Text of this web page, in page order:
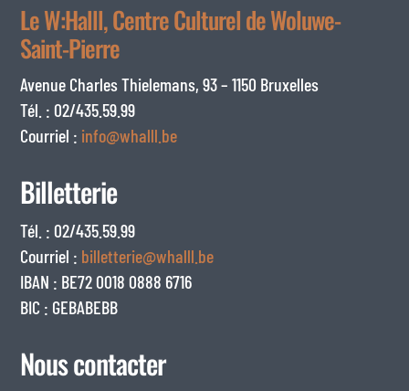
Le W:Halll, Centre Culturel de Woluwe-
Saint-Pierre
Avenue Charles Thielemans, 93 – 1150 Bruxelles
Tél. : 02/435.59.99
Courriel : info@whalll.be
Billetterie
Tél. : 02/435.59.99
Courriel : billetterie@whalll.be
IBAN : BE72 0018 0888 6716
BIC : GEBABEBB
Nous contacter